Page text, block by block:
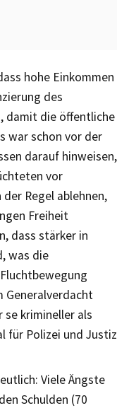
hohe Einkommen
des
damit die öffentliche
war schon vor der
darauf hinweisen,
vor
Regel ablehnen,
Freiheit
dass stärker in
was die
Generalverdacht
krimineller als
für Polizei und Justiz
Viele Ängste
Schulden (70